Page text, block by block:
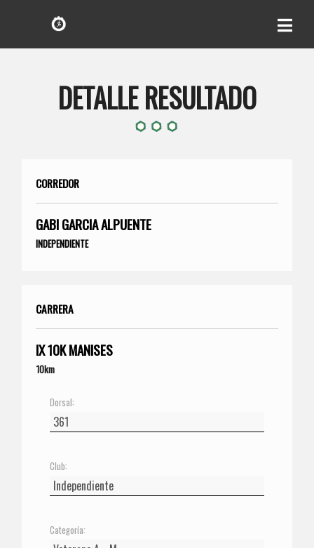
DETALLE RESULTADO
CORREDOR
GABI GARCIA ALPUENTE
INDEPENDIENTE
CARRERA
IX 10K MANISES
10km
Dorsal:
Club:
Categoría: